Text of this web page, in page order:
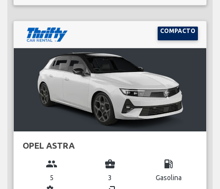
COMPACTO
OPEL ASTRA
group
5
business_center
3
local_gas_station
Gasolina